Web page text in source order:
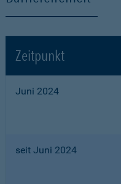
Zeitpunkt
Juni 2024
seit Juni 2024